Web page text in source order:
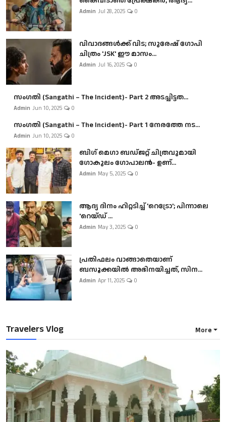
Admin Jul 28, 2025 0
വിവാദങ്ങൾക്ക് വിട; സുരേഷ് ഗോപി
ചിത്രം 'JSK' ഈ മാസം...
Admin Jul 16, 2025 0
സംഗതി (Sangathi – The Incident)- Part 2 അടച്ചിട്ടത...
Admin Jun 10, 2025 0
സംഗതി (Sangathi – The Incident)- Part 1 നേരത്തേ നട...
Admin Jun 10, 2025 0
ബി​ഗ് മെഗാ ബഡ്ജറ്റ് ചിത്രവുമായി
ഗോകുലം ഗോപാലൻ- ഉണ്...
Admin May 5, 2025 0
ആദ്യ ദിനം ഹിറ്റടിച്ച് 'റെട്രോ'; പിന്നാലെ
'റെയ്ഡ് ...
Admin May 3, 2025 0
പ്രതിഫലം വാങ്ങാതെയാണ്
ബസൂക്കയില്‍ അഭിനയിച്ചത്, സിന...
Admin Apr 11, 2025 0
Travelers Vlog More